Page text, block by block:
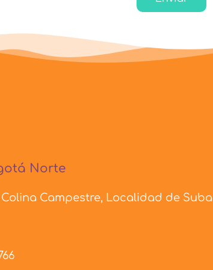
Norte
Colina Campestre, Localidad de Suba